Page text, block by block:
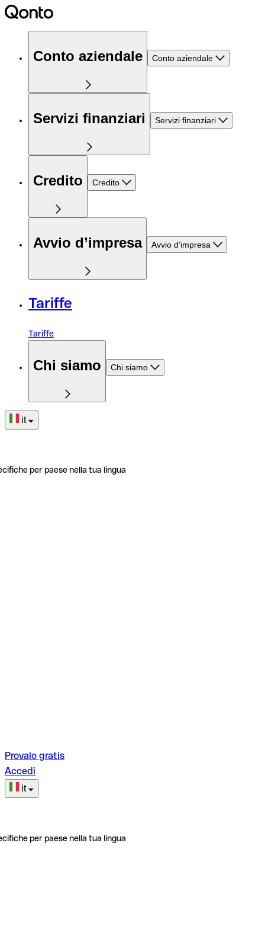
Conto aziendale Conto aziendale
Servizi finanziari Servizi finanziari
Credito Credito
Avvio d’impresa Avvio d’impresa
Tariffe
Tariffe
Chi siamo Chi siamo
it
per paese nella tua lingua
Provalo gratis
Accedi
it
per paese nella tua lingua